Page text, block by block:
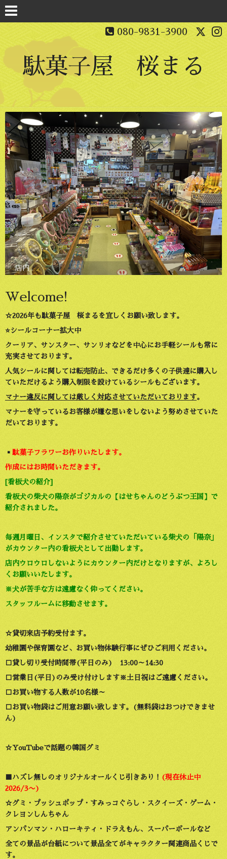
080-9831-3900
駄菓子屋 桜まる
店内
Welcome!
☆2026年も駄菓子屋 桜まるを宜しくお願い致します。
⭐️シールコーナー拡大中
クーリア、サンスター、サンリオなどを中心にお手軽シールも常に
充実させております。
人気シールに関しては転売防止、できるだけ多くの子供達に購入し
ていただけるよう購入制限を設けているシールもございます。
マナー違反に関しては厳しく対応させていただいております。
マナーを守っているお客様が嫌な思いをしないよう努めさせていた
だいております。
▪️ 駄菓子フラワーお作りいたします。
作成にはお時間いただきます。
[看板犬の紹介]
看板犬の柴犬の陽奈がゴジカルの【はせちゃんのどうぶつ王国】で
紹介されました。
毎週月曜日、インスタで紹介させていただいている柴犬の「陽奈」
がカウンター内の看板犬として出勤します。
店内ウロウロしないようにカウンター内だけとなりますが、よろし
くお願いいたします。
※犬が苦手な方は遠慮なく仰ってください。
スタッフルームに移動させます。
☆貸切来店予約受付ます。
幼稚園や保育園など、お買い物体験行事にぜひご利用ください。
□貸し切り受付時間帯(平日のみ) 13:00～14:30
□営業日(平日)のみ受け付けします※土日祝はご遠慮ください。
□お買い物する人数が10名様～
□お買い物袋はご用意お願い致します。(無料袋はおつけできませ
ん)
☆YouTubeで話題の韓国グミ
■ハズレ無しのオリジナルオールくじ引きあり！ (現在休止中
2026/3〜)
☆グミ・プッシュポップ・すみっコぐらし・スクイーズ・ゲーム・
クレヨンしんちゃん
アンパンマン・ハローキティ・ドラえもん、スーパーボールなど
全ての景品が台紙について景品全てがキャラクター関連商品くじで
す。